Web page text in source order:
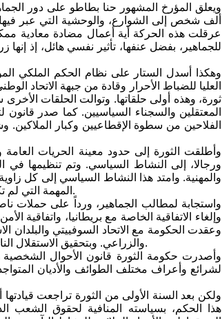
ألف شخص إلى الشوارع، والوحشية التي عبر
عرقلت هذه الحركة أية أعمال مضادة معادية
للجماهير، بفضل عنفها، تأثير نفسي هائل، إذ
وهكذا أسدل الستار على نظام الحكم الملكي
العليا للضباط الأحرار وقادة من جبهة الاتحاد
ثورة، وهذه أولى حلقاتها. وتوالت الحلقات
المعتقلين والسجناء السياسيين. كما صدر
الفلاحين من سطوة الإقطاعيين وكبار الملاكين.
وأطلقت الثورة إلى حدود معينة الحريات
ورجالا، إلى النشاط السياسي. وتم تنظيمها في
والمهنية. وامتد هذا النشاط السياسي إلى كل
المهمة التي لم تكن قد تحققت حتى ذلك الحين. وتولت كوادر ديمقراطية ويسارية مهمة الإشراف على الإذاعة والصحافة.
وإلغاء الاتفاقية الخاصة مع بريطانيا، واتفاقية
وعقدت الحكومة مع الاتحاد السوفييتي والبلدان
والزراعي. وبتحقيق الاستقلال الناجز، قضت الثورة على فئة الكومبرادور، وهي الفئة الاجتماعية التي ارتبطت مصالحها بمصالح الاستعمار.
ولكن بعد السنة الأولى من الثورة تراجعت
هذا الحكم، بسياسته المنافية لحقوق الشعب